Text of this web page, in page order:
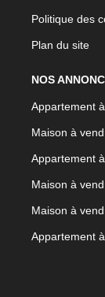
Politique des
Plan du site
NOS
Appartement
Maison à
Appartement
Maison à
Maison à
Appartement